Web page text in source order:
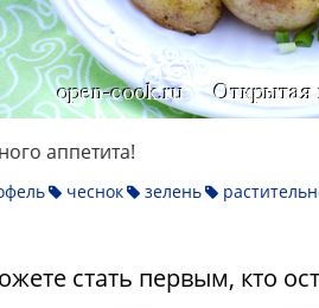
аппетита!
чеснок зелень
стать первым, кто